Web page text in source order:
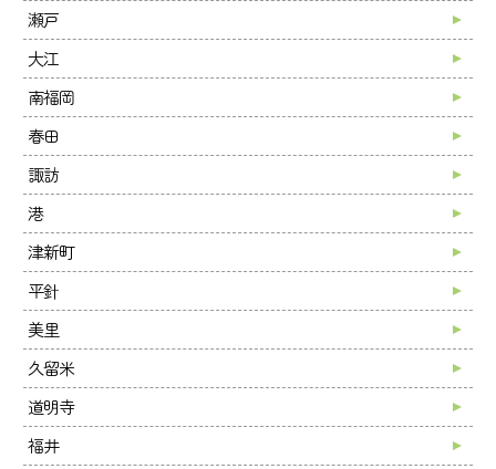
瀬戸
大江
南福岡
春田
諏訪
港
津新町
平針
美里
久留米
道明寺
福井